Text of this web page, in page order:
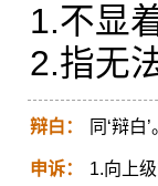
1.不显着
2.指无
辩白： 同‘辩白’
申诉：
1.向上